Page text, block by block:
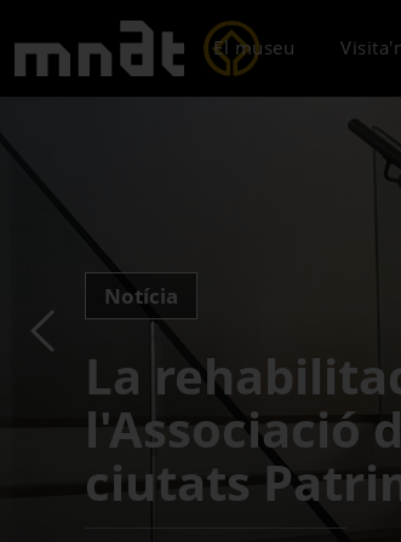
El museu
Notícia
La
l'Associació
ciutats